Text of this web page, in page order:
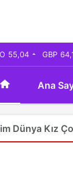
55,04 GBP
Ana
Dünya Kız